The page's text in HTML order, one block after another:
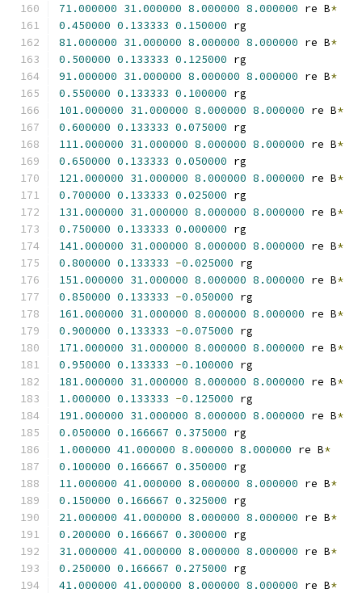
71.000000 31.000000 8.000000 8.000000 re B*
0.450000 0.133333 0.150000 rg
81.000000 31.000000 8.000000 8.000000 re B*
0.500000 0.133333 0.125000 rg
91.000000 31.000000 8.000000 8.000000 re B*
0.550000 0.133333 0.100000 rg
101.000000 31.000000 8.000000 8.000000 re B*
0.600000 0.133333 0.075000 rg
111.000000 31.000000 8.000000 8.000000 re B*
0.650000 0.133333 0.050000 rg
121.000000 31.000000 8.000000 8.000000 re B*
0.700000 0.133333 0.025000 rg
131.000000 31.000000 8.000000 8.000000 re B*
0.750000 0.133333 0.000000 rg
141.000000 31.000000 8.000000 8.000000 re B*
0.800000 0.133333 -0.025000 rg
151.000000 31.000000 8.000000 8.000000 re B*
0.850000 0.133333 -0.050000 rg
161.000000 31.000000 8.000000 8.000000 re B*
0.900000 0.133333 -0.075000 rg
171.000000 31.000000 8.000000 8.000000 re B*
0.950000 0.133333 -0.100000 rg
181.000000 31.000000 8.000000 8.000000 re B*
1.000000 0.133333 -0.125000 rg
191.000000 31.000000 8.000000 8.000000 re B*
0.050000 0.166667 0.375000 rg
1.000000 41.000000 8.000000 8.000000 re B*
0.100000 0.166667 0.350000 rg
11.000000 41.000000 8.000000 8.000000 re B*
0.150000 0.166667 0.325000 rg
21.000000 41.000000 8.000000 8.000000 re B*
0.200000 0.166667 0.300000 rg
31.000000 41.000000 8.000000 8.000000 re B*
0.250000 0.166667 0.275000 rg
41.000000 41.000000 8.000000 8.000000 re B*